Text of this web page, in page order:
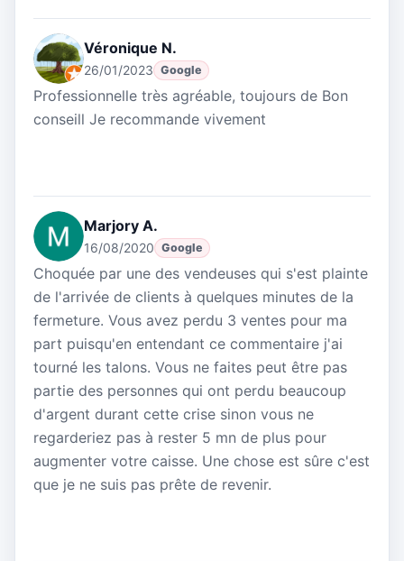
Véronique N.
26/01/2023 Google
Professionnelle très agréable, toujours de Bon
conseill Je recommande vivement
Marjory A.
16/08/2020 Google
Choquée par une des vendeuses qui s'est plainte
de l'arrivée de clients à quelques minutes de la
fermeture. Vous avez perdu 3 ventes pour ma
part puisqu'en entendant ce commentaire j'ai
tourné les talons. Vous ne faites peut être pas
partie des personnes qui ont perdu beaucoup
d'argent durant cette crise sinon vous ne
regarderiez pas à rester 5 mn de plus pour
augmenter votre caisse. Une chose est sûre c'est
que je ne suis pas prête de revenir.